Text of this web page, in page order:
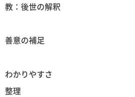
教：後世の解釈
善意の補足
わかりやすさ
整理